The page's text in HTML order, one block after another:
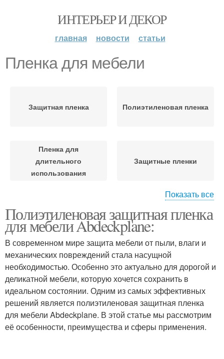
ИНТЕРЬЕР И ДЕКОР
главная новости статьи
Пленка для мебели
Защитная пленка Полиэтиленовая пленка
Пленка для
длительного
использования
Защитные пленки
Пленка для закрытия Мебели при ремонте
Пленка для защиты Глянцевая пленка
Рифленая пленка Мебели от пыли
Показать все
Полиэтиленовая защитная пленка
для мебели Abdeckplane:
В современном мире защита мебели от пыли, влаги и
механических повреждений стала насущной
необходимостью. Особенно это актуально для дорогой и
деликатной мебели, которую хочется сохранить в
идеальном состоянии. Одним из самых эффективных
решений является полиэтиленовая защитная пленка
для мебели Abdeckplane. В этой статье мы рассмотрим
её особенности, преимущества и сферы применения.